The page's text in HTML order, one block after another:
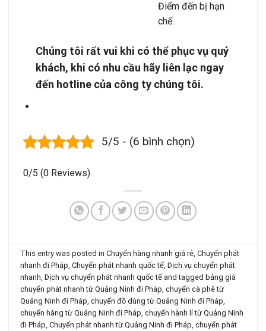
Điểm đến bị hạn
chế.
Chúng tôi rất vui khi có thể phục vụ quý
khách, khi có nhu cầu hãy liên lạc ngay
đến hotline của công ty chúng tôi.
5/5 - (6 bình chọn)
0/5 (0 Reviews)
This entry was posted inChuyển hàng nhanh giá rẻ ,Chuyển phát
nhanh đi Pháp ,Chuyển phát nhanh quốc tế,Dịch vụ chuyển phát
nhanh ,Dịch vụ chuyển phát nhanh quốc tếand taggedbảng giá
chuyển phát nhanh từ Quảng Ninh đi Pháp ,chuyển cà phê từ
Quảng Ninh đi Pháp ,chuyển đồ dùng từ Quảng Ninh đi Pháp
chuyển hàng từ Quảng Ninh đi Pháp ,chuyển hành lí từ Quảng Ninh
đi Pháp ,Chuyển phát nhanh từ Quảng Ninh đi Pháp ,chuyển phát